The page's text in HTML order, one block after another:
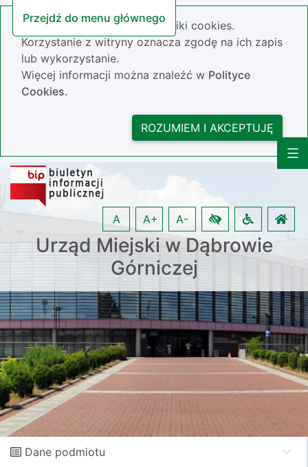
Przejdź do menu głównego
Nasza strona wykorzystuje pliki cookies.
Korzystanie z witryny oznacza zgodę na ich zapis
lub wykorzystanie.
Więcej informacji można znaleźć w Polityce
Cookies.
ROZUMIEM I AKCEPTUJĘ
Urząd Miejski w Dąbrowie
Górniczej
A A+ A-
Dane podmiotu